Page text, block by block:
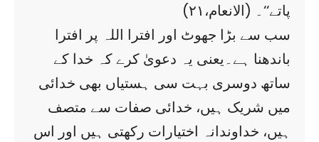
پاتے‘‘۔ (الانعام،۲۱)
سب سے بڑا جھوٹ اور افترا اللہ پر افترا
باندھنا ہے۔یعنی یہ دعویٰ کرے کہ خدا کے
ساتھ دوسری بہت سی ہستیاں بھی خدائی
میں شریک ہیں، خدائی صفات سے متصف
ہیں، خداوندانہ اختیارات رکھتی ہیں اور اس